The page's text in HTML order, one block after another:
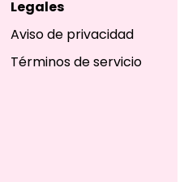
Legales
Aviso de privacidad
Términos de servicio